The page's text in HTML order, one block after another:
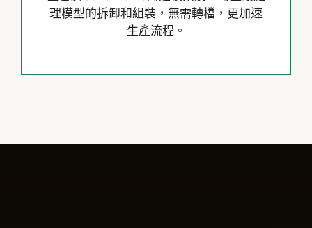
理模型的拆卸和組裝，無需轉檔，更加速
生產流程。